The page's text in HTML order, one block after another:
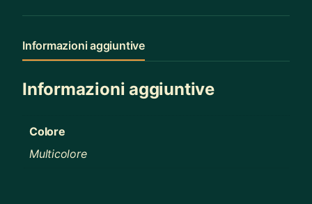
Informazioni aggiuntive
Informazioni aggiuntive
Colore
Multicolore